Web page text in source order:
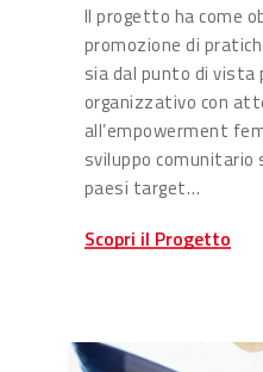
Il progetto ha come
promozione di
sia dal punto di vista
organizzativo con
all’empowerment
sviluppo comunitario
paesi target…
Scopri il Progetto